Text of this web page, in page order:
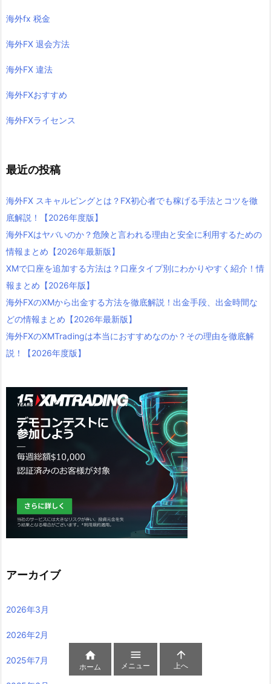
海外fx 税金
海外FX 退会方法
海外FX 違法
海外FXおすすめ
海外FXライセンス
最近の投稿
海外FX スキャルピングとは？FX初心者でも稼げる手法とコツを徹
底解説！【2026年度版】
海外FXはヤバいのか？危険と言われる理由と安全に利用するための
情報まとめ【2026年最新版】
XMで口座を追加する方法は？口座タイプ別にわかりやすく紹介！情
報まとめ【2026年版】
海外FXのXMから出金する方法を徹底解説！出金手段、出金時間な
どの情報まとめ【2026年最新版】
海外FXのXMTradingは本当におすすめなのか？その理由を徹底解
説！【2026年度版】
アーカイブ
2026年3月
2026年2月
2025年7月 
ホーム

メニュー

上へ